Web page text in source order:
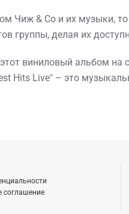
Чиж & Co и их музыки,
группы, делая их
виниловый альбом
Hits Live" – это
соглашение